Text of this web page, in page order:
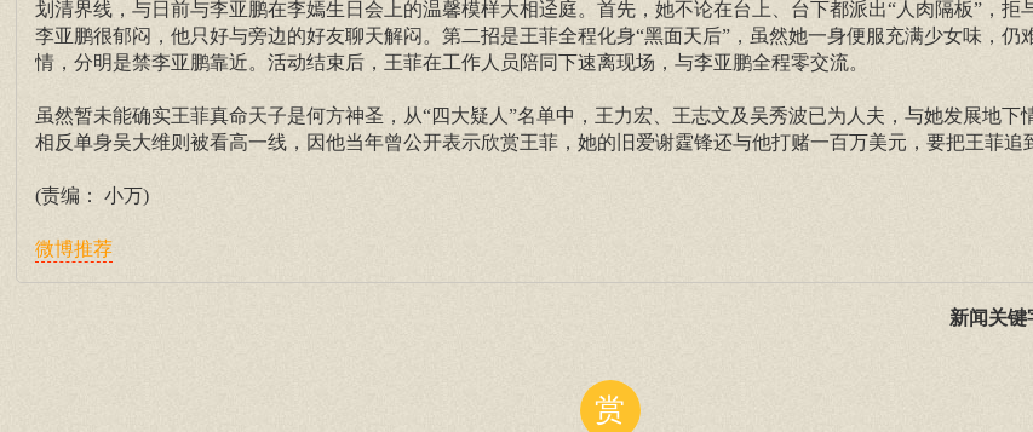
划清界线，与日前与李亚鹏在李嫣生日会上的温馨模样大相迳庭。首先，她不论在台上、台下都派出“人肉隔板”，拒
李亚鹏很郁闷，他只好与旁边的好友聊天解闷。第二招是王菲全程化身“黑面天后”，虽然她一身便服充满少女味，仍
情，分明是禁李亚鹏靠近。活动结束后，王菲在工作人员陪同下速离现场，与李亚鹏全程零交流。
虽然暂未能确实王菲真命天子是何方神圣，从“四大疑人”名单中，王力宏、王志文及吴秀波已为人夫，与她发展地下
相反单身吴大维则被看高一线，因他当年曾公开表示欣赏王菲，她的旧爱谢霆锋还与他打赌一百万美元，要把王菲追
(责编： 小万)
微博推荐
新闻关键
赏